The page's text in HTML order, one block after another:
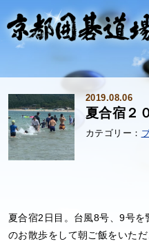
2019.08.06
夏合宿２
夏合宿2日目。台風8号、9号
のお散歩をして朝ご飯をいただ